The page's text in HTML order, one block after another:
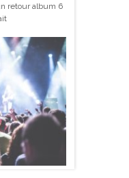
retour album 6